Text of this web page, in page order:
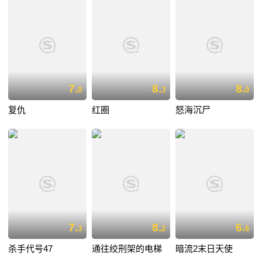
7.0
复仇
8.3
红圈
8.0
怒海沉尸
7.3
杀手代号47
8.2
通往绞刑架的电梯
6.6
暗流2末日天使